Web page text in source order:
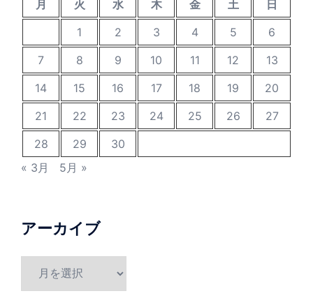
月 火 水 木 金 土
日
1
2 3 4 5
6
7
8 9 10 11 12
13
14
15 16 17 18 19
20
21
22 23 24 25 26
27
28
29
30
« 3月
5月 »
アーカイブ